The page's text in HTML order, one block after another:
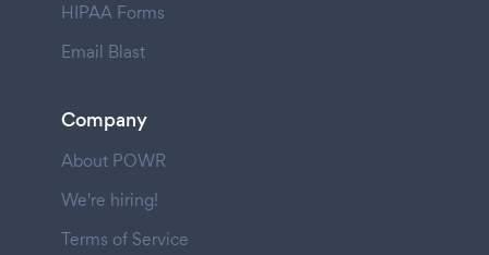
HIPAA Forms
Email Blast
Company
About POWR
We're hiring!
Terms of Service